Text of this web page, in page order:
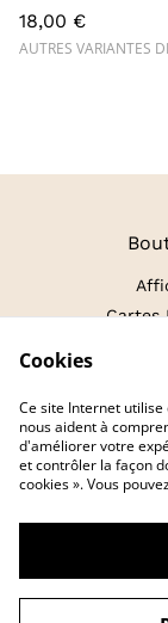
18,00 €
AUTRES VARIANTES
Cartes
©2026Les
Cookies
Ce site Internet utilise
nous aident à
d'améliorer votre
et contrôler la façon
cookies ». Vous